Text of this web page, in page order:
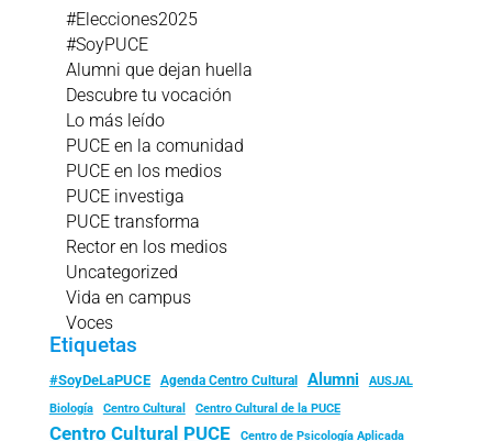
#Elecciones2025
#SoyPUCE
Alumni que dejan huella
Descubre tu vocación
Lo más leído
PUCE en la comunidad
PUCE en los medios
PUCE investiga
PUCE transforma
Rector en los medios
Uncategorized
Vida en campus
Voces
Etiquetas
#SoyDeLaPUCE Agenda Centro Cultural Alumni
AUSJAL
Biología
Centro Cultural Centro Cultural de la PUCE
Centro Cultural PUCE Centro de Psicología Aplicada